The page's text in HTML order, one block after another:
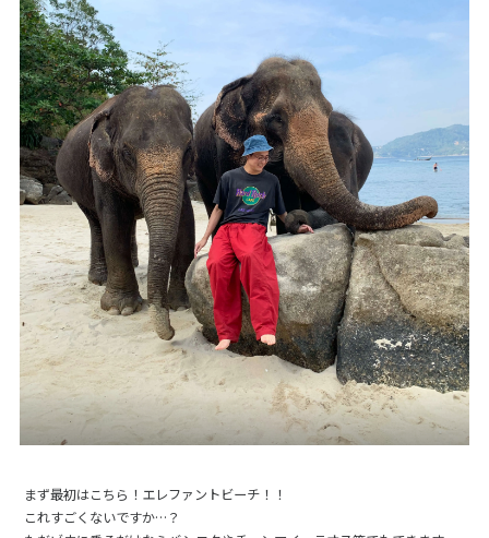
まず最初はこちら！エレファントビーチ！！
これすごくないですか…？